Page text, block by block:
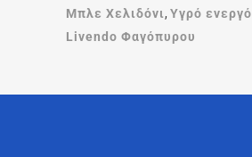
Μπλε Χελιδόνι, Υγρό
Livendo Φαγόπυρου